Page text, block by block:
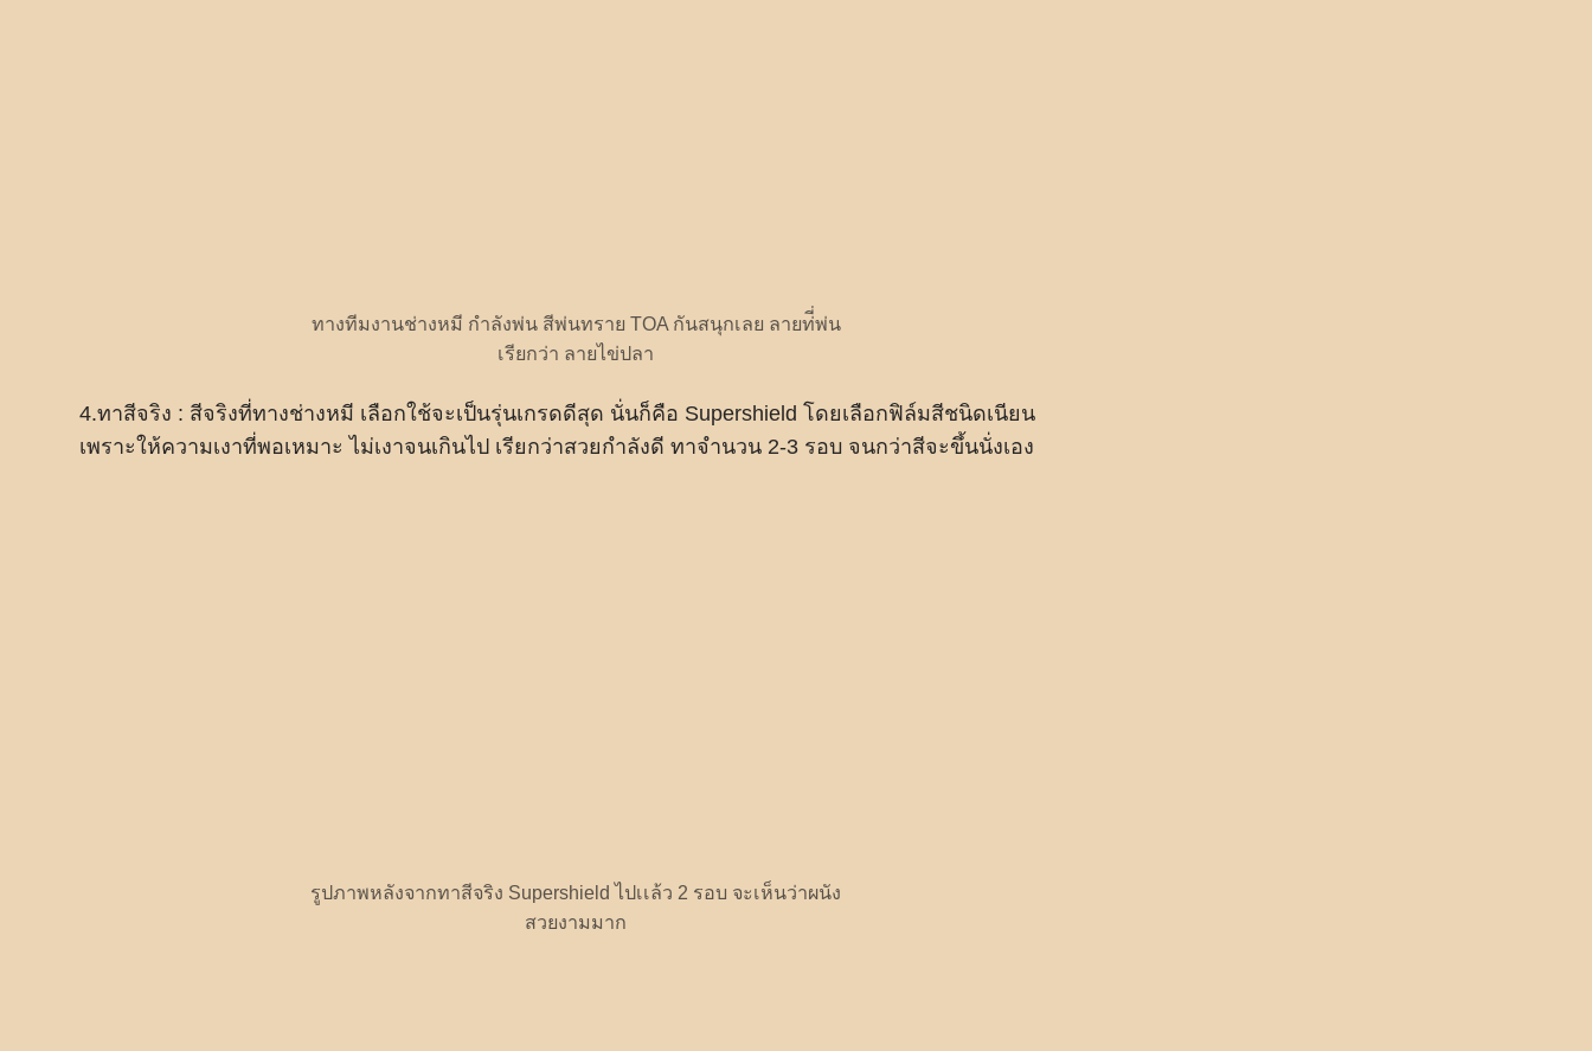
ทางทีมงานช่างหมี กำลังพ่น สีพ่นทราย TOA กันสนุกเลย ลายท่ี่พ่น
เรียกว่า ลายไข่ปลา
4.ทาสีจริง : สีจริงที่ทางช่างหมี เลือกใช้จะเป็นรุ่นเกรดดีสุด นั่นก็คือ Supershield โดยเลือกฟิล์มสีชนิดเนียน
เพราะให้ความเงาที่พอเหมาะ ไม่เงาจนเกินไป เรียกว่าสวยกำลังดี ทาจำนวน 2-3 รอบ จนกว่าสีจะขึ้นนั่งเอง
รูปภาพหลังจากทาสีจริง Supershield ไปเเล้ว 2 รอบ จะเห็นว่าผนัง
สวยงามมาก